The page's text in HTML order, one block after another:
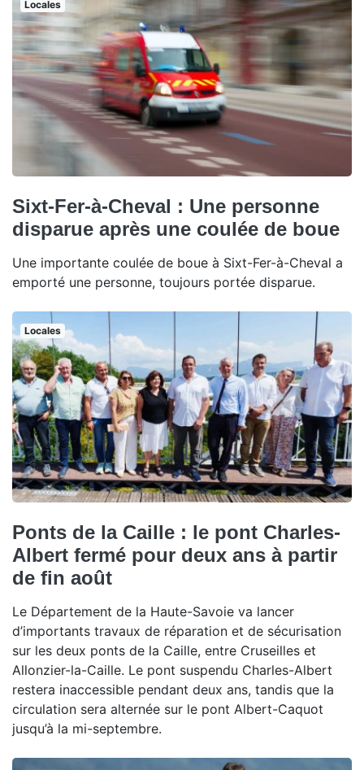
Locales
Sixt-Fer-à-Cheval : Une personne
disparue après une coulée de boue
Une importante coulée de boue à Sixt-Fer-à-Cheval a
emporté une personne, toujours portée disparue.
Locales
Ponts de la Caille : le pont Charles-
Albert fermé pour deux ans à partir
de fin août
Le Département de la Haute-Savoie va lancer
d’importants travaux de réparation et de sécurisation
sur les deux ponts de la Caille, entre Cruseilles et
Allonzier-la-Caille. Le pont suspendu Charles-Albert
restera inaccessible pendant deux ans, tandis que la
circulation sera alternée sur le pont Albert-Caquot
jusqu’à la mi-septembre.